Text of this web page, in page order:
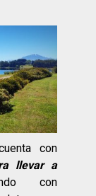
con
llevar a
con